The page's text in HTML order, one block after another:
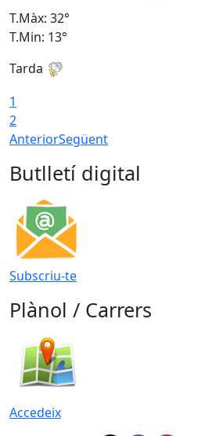
T.Màx: 32°
T.Min: 13°
Tarda
1
2
AnteriorSegüent
Butlletí digital
Subscriu-te
Plànol / Carrers
Accedeix